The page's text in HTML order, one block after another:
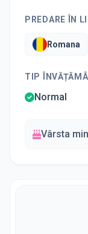
PREDARE ÎN
Romana
TIP
Normal
Vârsta